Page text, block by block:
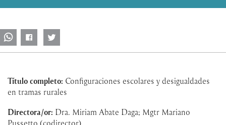
Título completo: Configuraciones escolares y desigualdades
en tramas rurales
Directora/or: Dra. Miriam Abate Daga; Mgtr Mariano
Pussetto (codirector)